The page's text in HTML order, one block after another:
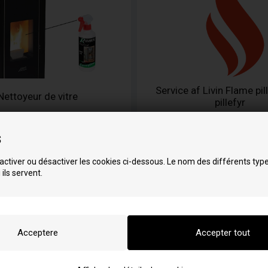
ou désactiver les cookies ci-dessous. Le nom des différents
servent.
de vitre
Service af Livin Flame
pillefyr